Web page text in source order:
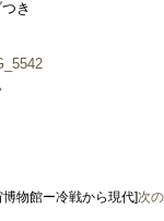
き
物館ー冷戦から現代]次